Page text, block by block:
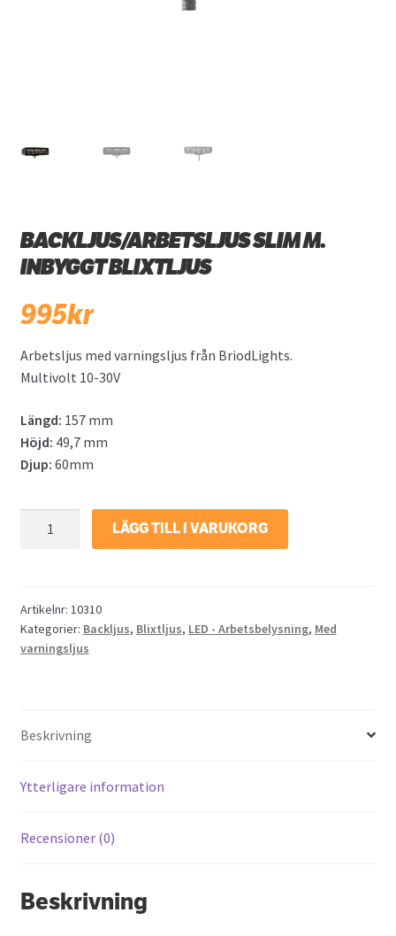
BACKLJUS/ARBETSLJUS SLIM M.
INBYGGT BLIXTLJUS
995kr
Arbetsljus med varningsljus från BriodLights.
Multivolt 10-30V
Längd: 157 mm
Höjd: 49,7 mm
Djup: 60mm
Backljus/Arbetsljus
blixtljus
mängd
LÄGG TILL I VARUKORG
Artikelnr: 10310
Kategorier: Backljus, Blixtljus, LED - Arbetsbelysning, Med
varningsljus
Beskrivning
Ytterligare information
Recensioner (0)
Beskrivning